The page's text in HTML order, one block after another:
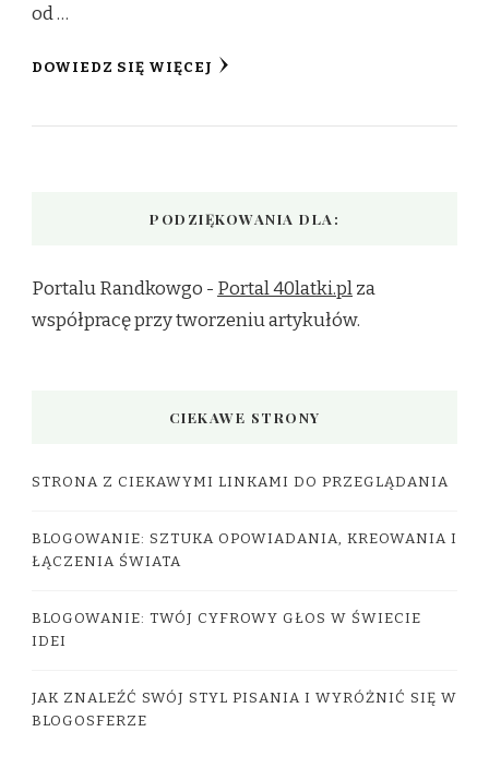
od …
DOWIEDZ SIĘ WIĘCEJ
PODZIĘKOWANIA DLA:
Portalu Randkowgo - Portal 40latki.plza
współpracę przy tworzeniu artykułów.
CIEKAWE STRONY
STRONA Z CIEKAWYMI LINKAMI DO PRZEGLĄDANIA
BLOGOWANIE: SZTUKA OPOWIADANIA, KREOWANIA I
ŁĄCZENIA ŚWIATA
BLOGOWANIE: TWÓJ CYFROWY GŁOS W ŚWIECIE
IDEI
JAK ZNALEŹĆ SWÓJ STYL PISANIA I WYRÓŻNIĆ SIĘ W
BLOGOSFERZE